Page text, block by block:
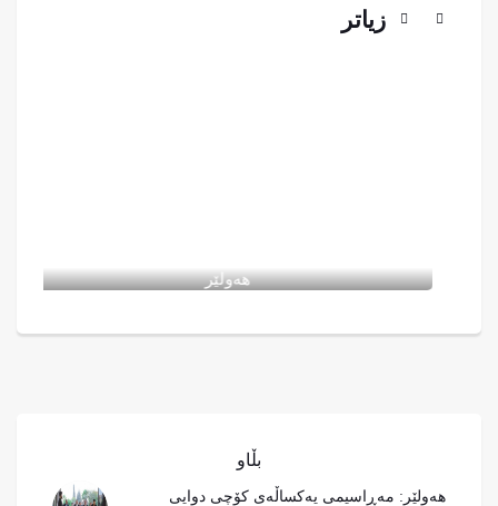
زیاتر
لە هەولێر ....
بڵاو
هەولێر: مەڕاسیمی یەکساڵەی کۆچی دوایی